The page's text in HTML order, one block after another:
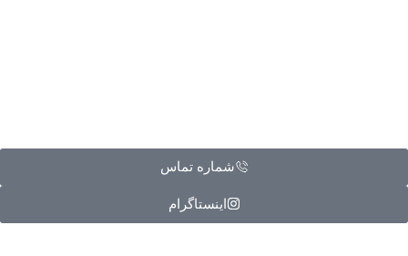
شماره تماس
اینستاگرام